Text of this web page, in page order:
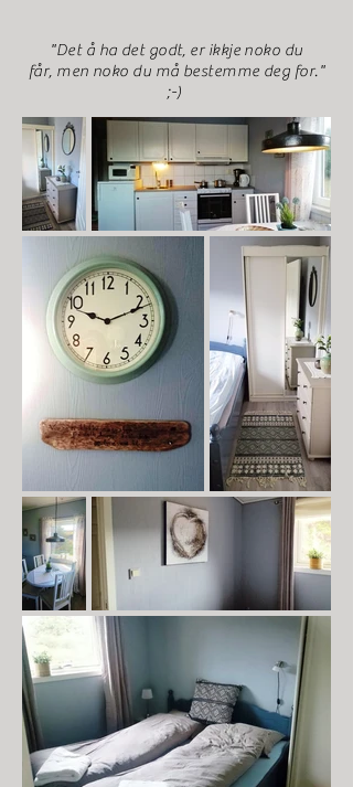
"Det å ha det godt, er ikkje noko du
får, men noko du må bestemme deg for."
;-)